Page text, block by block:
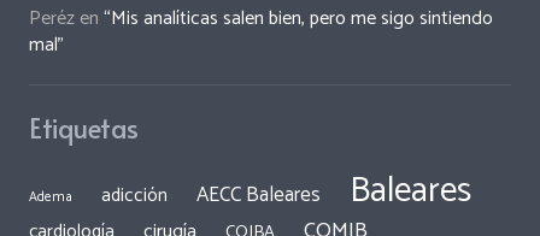
Perézen“Mis analíticas salen bien, pero me sigo sintiendo
mal”
Etiquetas
Adema adicción AECC Baleares Baleares